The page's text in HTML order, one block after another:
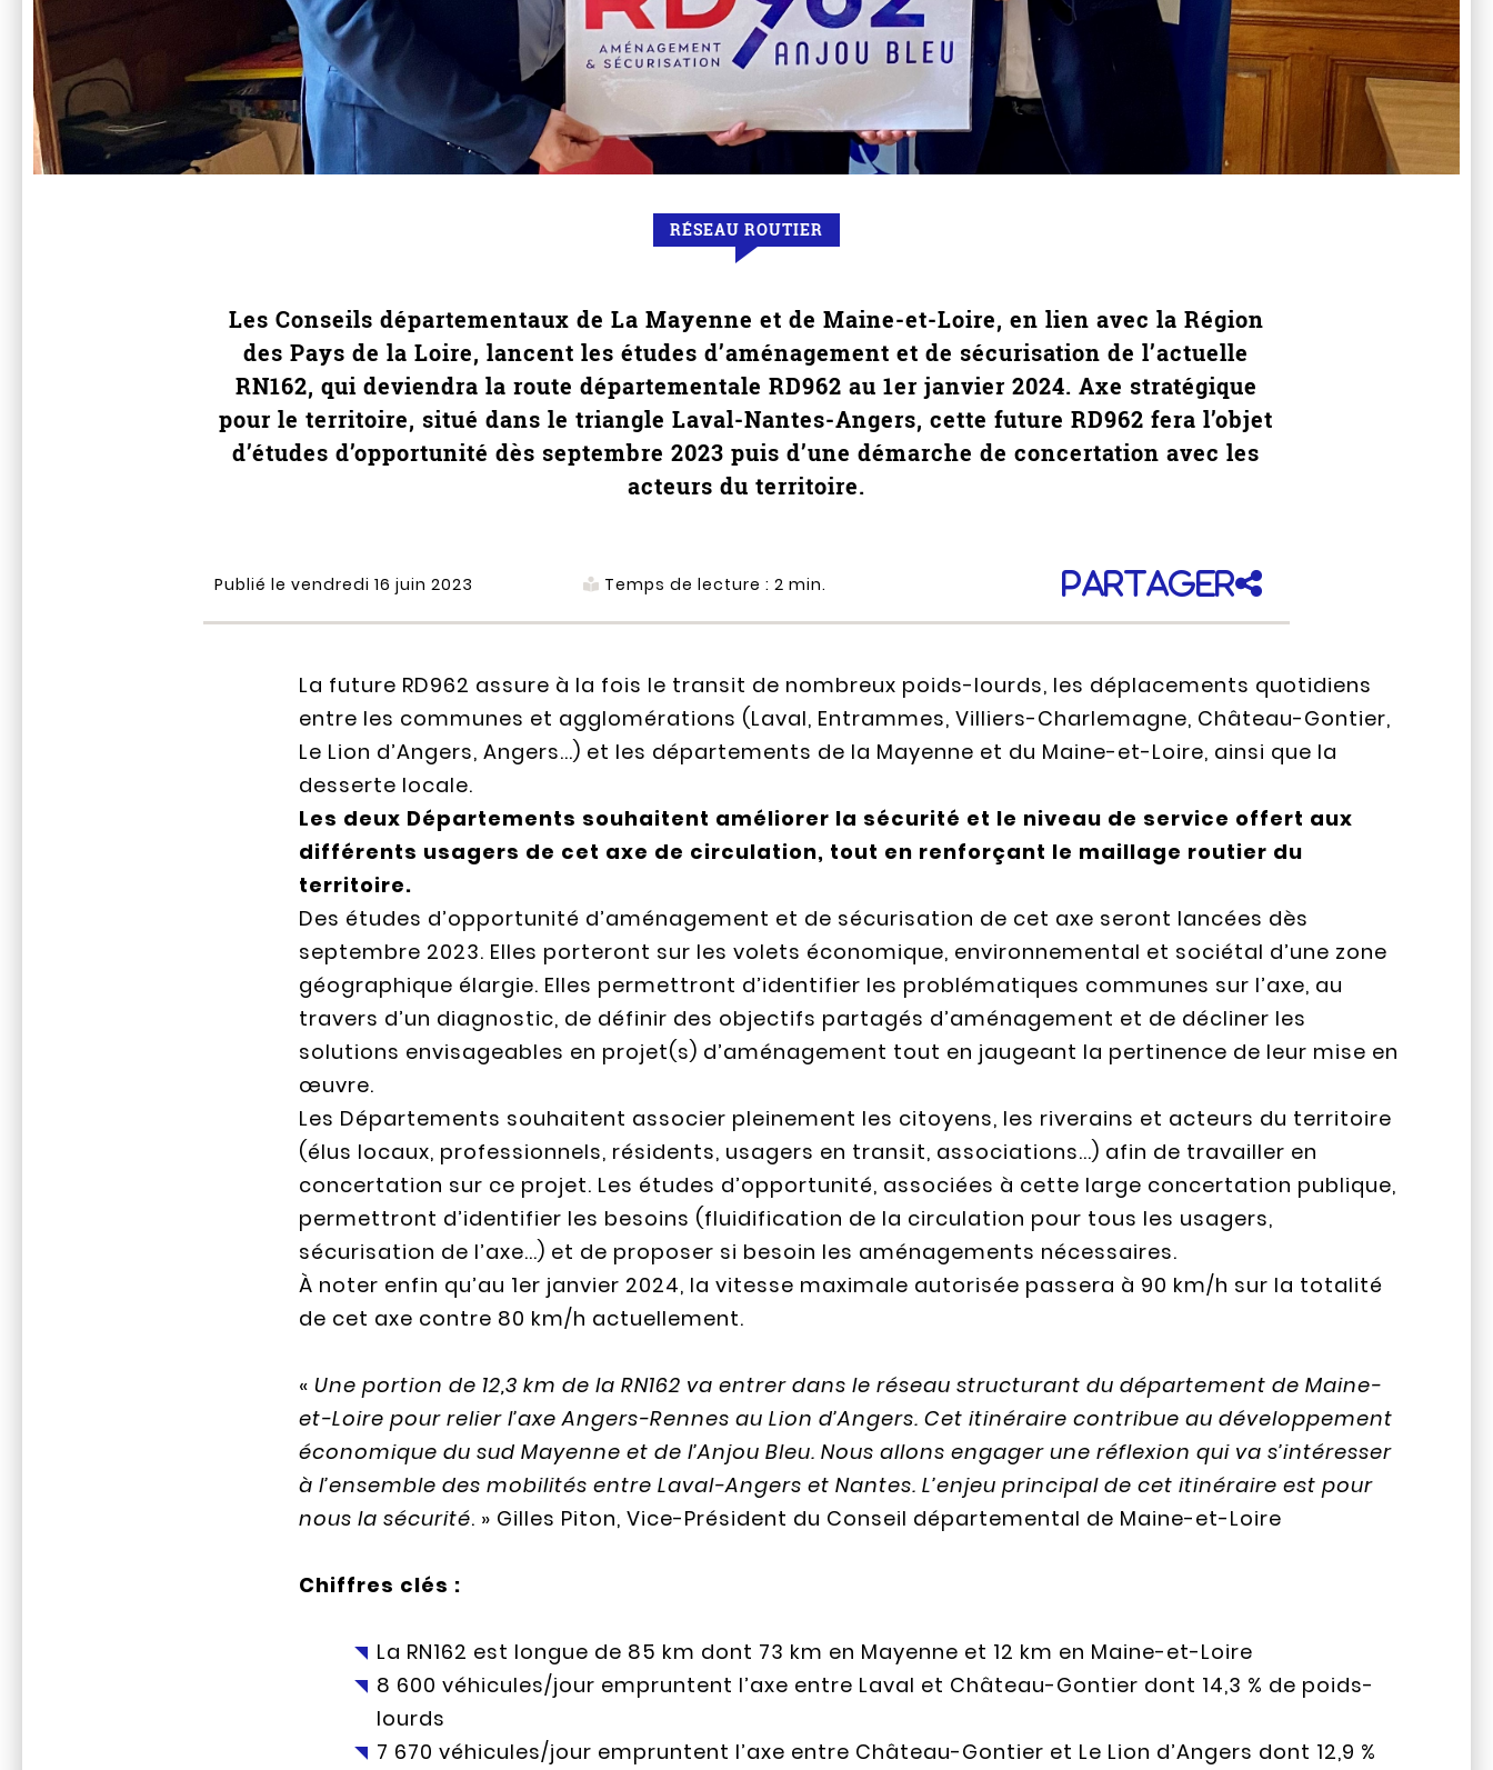
RÉSEAU ROUTIER
Les Conseils départementaux de La Mayenne et de Maine-et-Loire, en lien avec la Région
des Pays de la Loire, lancent les études d’aménagement et de sécurisation de l’actuelle
RN162, qui deviendra la route départementale RD962 au 1er janvier 2024. Axe stratégique
pour le territoire, situé dans le triangle Laval-Nantes-Angers, cette future RD962 fera l’objet
d’études d’opportunité dès septembre 2023 puis d’une démarche de concertation avec les
acteurs du territoire.
Publié le vendredi 16 juin 2023 Temps de lecture : 2 min. Partager
La future RD962 assure à la fois le transit de nombreux poids-lourds, les déplacements quotidiens
entre les communes et agglomérations (Laval, Entrammes, Villiers-Charlemagne, Château-Gontier,
Le Lion d’Angers, Angers...) et les départements de la Mayenne et du Maine-et-Loire, ainsi que la
desserte locale.
Les deux Départements souhaitent améliorer la sécurité et le niveau de service offert aux
différents usagers de cet axe de circulation, tout en renforçant le maillage routier du
territoire.
Des études d’opportunité d’aménagement et de sécurisation de cet axe seront lancées dès
septembre 2023. Elles porteront sur les volets économique, environnemental et sociétal d’une zone
géographique élargie. Elles permettront d’identifier les problématiques communes sur l’axe, au
travers d’un diagnostic, de définir des objectifs partagés d’aménagement et de décliner les
solutions envisageables en projet(s) d’aménagement tout en jaugeant la pertinence de leur mise en
œuvre.
Les Départements souhaitent associer pleinement les citoyens, les riverains et acteurs du territoire
(élus locaux, professionnels, résidents, usagers en transit, associations...) afin de travailler en
concertation sur ce projet. Les études d’opportunité, associées à cette large concertation publique,
permettront d’identifier les besoins (fluidification de la circulation pour tous les usagers,
sécurisation de l’axe...) et de proposer si besoin les aménagements nécessaires.
À noter enfin qu’au 1er janvier 2024, la vitesse maximale autorisée passera à 90 km/h sur la totalité
de cet axe contre 80 km/h actuellement.
« Une portion de 12,3 km de la RN162 va entrer dans le réseau structurant du département de Maine-
et-Loire pour relier l’axe Angers-Rennes au Lion d’Angers. Cet itinéraire contribue au développement
économique du sud Mayenne et de l’Anjou Bleu. Nous allons engager une réflexion qui va s’intéresser
à l’ensemble des mobilités entre Laval-Angers et Nantes. L’enjeu principal de cet itinéraire est pour
nous la sécurité. » Gilles Piton, Vice-Président du Conseil départemental de Maine-et-Loire
Chiffres clés :
La RN162 est longue de 85 km dont 73 km en Mayenne et 12 km en Maine-et-Loire
8 600 véhicules/jour empruntent l’axe entre Laval et Château-Gontier dont 14,3 % de poids-
lourds
7 670 véhicules/jour empruntent l’axe entre Château-Gontier et Le Lion d’Angers dont 12,9 %